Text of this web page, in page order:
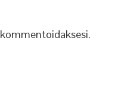
kommentoidaksesi.